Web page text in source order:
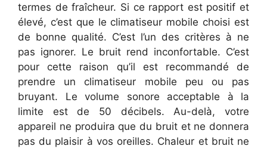
termes de fraîcheur. Si ce rapport est positif et
élevé, c’est que le climatiseur mobile choisi est
de bonne qualité. C’est l’un des critères à ne
pas ignorer. Le bruit rend inconfortable. C’est
pour cette raison qu’il est recommandé de
prendre un climatiseur mobile peu ou pas
bruyant. Le volume sonore acceptable à la
limite est de 50 décibels. Au-delà, votre
appareil ne produira que du bruit et ne donnera
pas du plaisir à vos oreilles. Chaleur et bruit ne